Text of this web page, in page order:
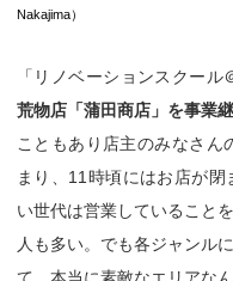
Nakajima）
「リノベーションスクール
荒物店「蒲田商店」を事業
こともあり店主のみなさん
まり、11時頃にはお店が
い世代は営業していること
人も多い。でも各ジャンル
て、本当に素敵なエリアな